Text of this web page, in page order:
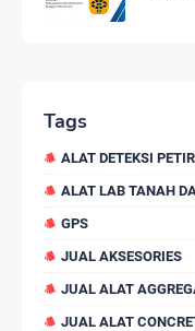
Tags
ALAT DETEKSI PETIR
ALAT LAB TANAH
GPS
JUAL AKSESORIES
JUAL ALAT
JUAL ALAT